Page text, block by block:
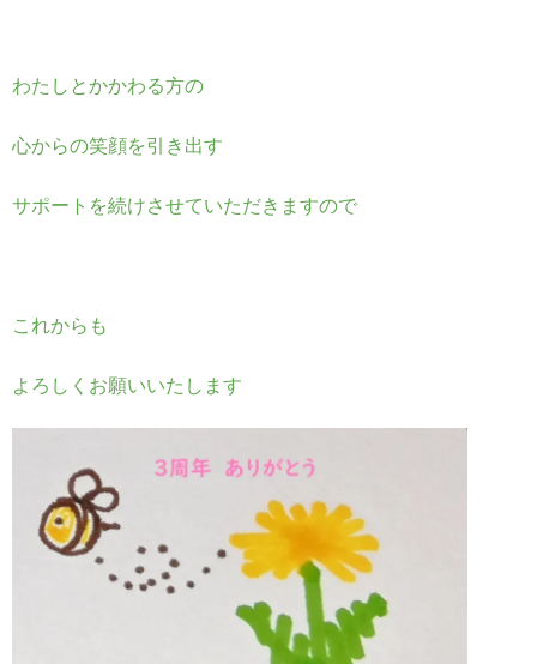
わたしとかかわる方の
心からの笑顔を引き出す
サポートを続けさせていただきますので
これからも
よろしくお願いいたします